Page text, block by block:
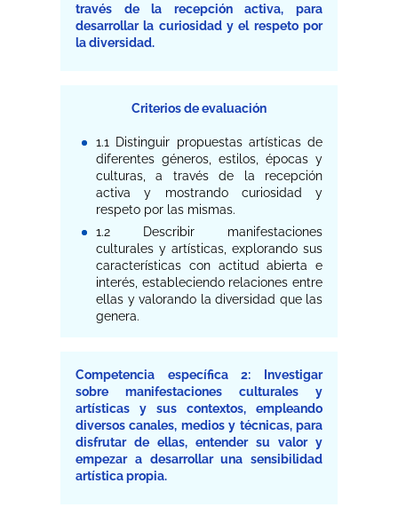
través de la recepción activa, para
desarrollar la curiosidad y el respeto por
la diversidad.
Criterios de evaluación
1.1 Distinguir propuestas artísticas de
diferentes géneros, estilos, épocas y
culturas, a través de la recepción
activa y mostrando curiosidad y
respeto por las mismas.
1.2 Describir manifestaciones
culturales y artísticas, explorando sus
características con actitud abierta e
interés, estableciendo relaciones entre
ellas y valorando la diversidad que las
genera.
Competencia específica 2: Investigar
sobre manifestaciones culturales y
artísticas y sus contextos, empleando
diversos canales, medios y técnicas, para
disfrutar de ellas, entender su valor y
empezar a desarrollar una sensibilidad
artística propia.